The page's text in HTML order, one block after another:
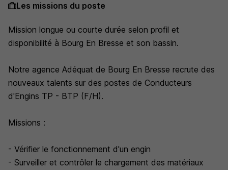
Les missions du poste
Mission longue ou courte durée selon profil et
disponibilité à Bourg En Bresse et son bassin.
Notre agence Adéquat de Bourg En Bresse recrute des
nouveaux talents sur des postes de Conducteurs
d'Engins TP - BTP (F/H).
Missions :
- Vérifier le fonctionnement d'un engin
- Surveiller et contrôler le chargement des matériaux